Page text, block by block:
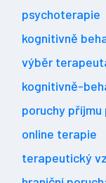
psychoterapie
kognitivně
výběr
kognitivně-
poruchy
online terapie
terapeutický